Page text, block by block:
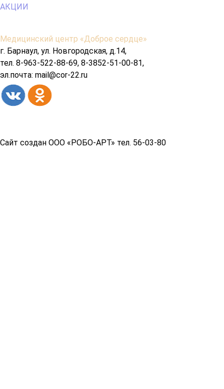
АКЦИИ
Содержимое
подвала
Медицинский центр «Доброе сердце»
г. Барнаул, ул. Новгородская, д.14,
тел. 8-963-522-88-69, 8-3852-51-00-81,
эл.почта: mail@cor-22.ru
Сайт создан ООО «РОБО-АРТ» тел. 56-03-80